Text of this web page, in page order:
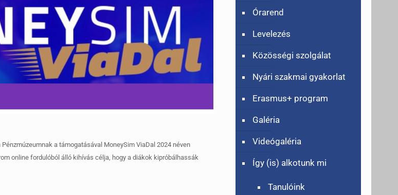
a támogatásával MoneySim ViaDal 2024 néven
online fordulóból álló kihívás célja, hogy a diákok kipróbálhassák
Órarend
Levelezés
Közösségi szolgálat
Nyári szakmai gyakorlat
Erasmus+ program
Galéria
Videógaléria
Így (is) alkotunk mi
Tanulóink